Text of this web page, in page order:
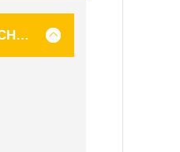
FISCHER MESS TECHNIK